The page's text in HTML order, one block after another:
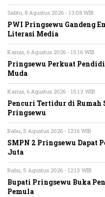
Sabtu, 8 Agustus 2026 - 13:08 WIB
PWI Pringsewu Gandeng
Literasi Media
Kamis, 6 Agustus 2026 - 15:16 WIB
Pringsewu Perkuat
Muda
Kamis, 6 Agustus 2026 - 15:13 WIB
Pencuri Tertidur di Rumah
Pringsewu
Rabu, 5 Agustus 2026 - 12:16 WIB
SMPN 2 Pringsewu Dapat
Juta
Rabu, 5 Agustus 2026 - 12:13 WIB
Bupati Pringsewu Buka
Pemula